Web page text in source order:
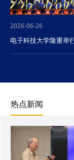
2026-06-26
电子科技大学隆重举
热点新闻